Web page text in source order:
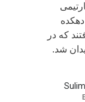
که در